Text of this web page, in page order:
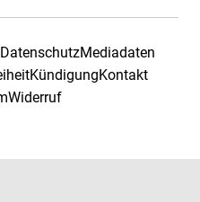
DatenschutzMediadaten
KündigungKontakt
Widerruf